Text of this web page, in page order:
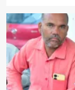
रजत
पदक
विजेता
ज्ञानेश्वरी
यादव
मंत्री